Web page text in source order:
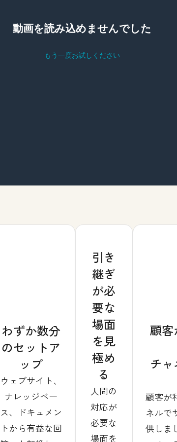
わずか数分
のセットア
ップ
ウェブサイト、
ナレッジベー
ス、ドキュメン
トから有益な回
引き
継ぎ
が必
要な
場面
を見
極め
る
人間の
対応が
必要な
場面を
顧客
チ
顧客が
ネルで
供しま